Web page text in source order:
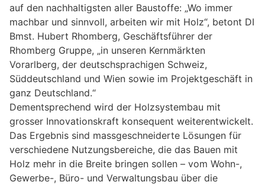
auf den nachhaltigsten aller Baustoffe: „Wo immer
machbar und sinnvoll, arbeiten wir mit Holz“, betont DI
Bmst. Hubert Rhomberg, Geschäftsführer der
Rhomberg Gruppe, „in unseren Kernmärkten
Vorarlberg, der deutschsprachigen Schweiz,
Süddeutschland und Wien sowie im Projektgeschäft in
ganz Deutschland.“
Dementsprechend wird der Holzsystembau mit
grosser Innovationskraft konsequent weiterentwickelt.
Das Ergebnis sind massgeschneiderte Lösungen für
verschiedene Nutzungsbereiche, die das Bauen mit
Holz mehr in die Breite bringen sollen – vom Wohn-,
Gewerbe-, Büro- und Verwaltungsbau über die